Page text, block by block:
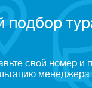
подбор
свой номер и
менеджера